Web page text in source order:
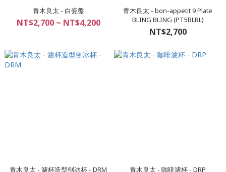
青木良太 - 白瓷盤
NT$2,700 ~ NT$4,200
青木良太 - bon-appetit 9 Plate
BLING BLING (PT5BLBL)
NT$2,700
青木良太 - 濾杯造型刨冰杯 - DRM 青木良太 - 咖啡濾杯 - DRP